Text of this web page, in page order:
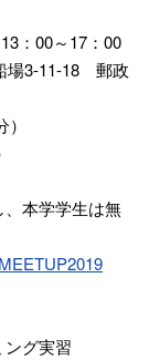
：00～17：00
場3-11-18 郵政
本学学生は無
グ実習